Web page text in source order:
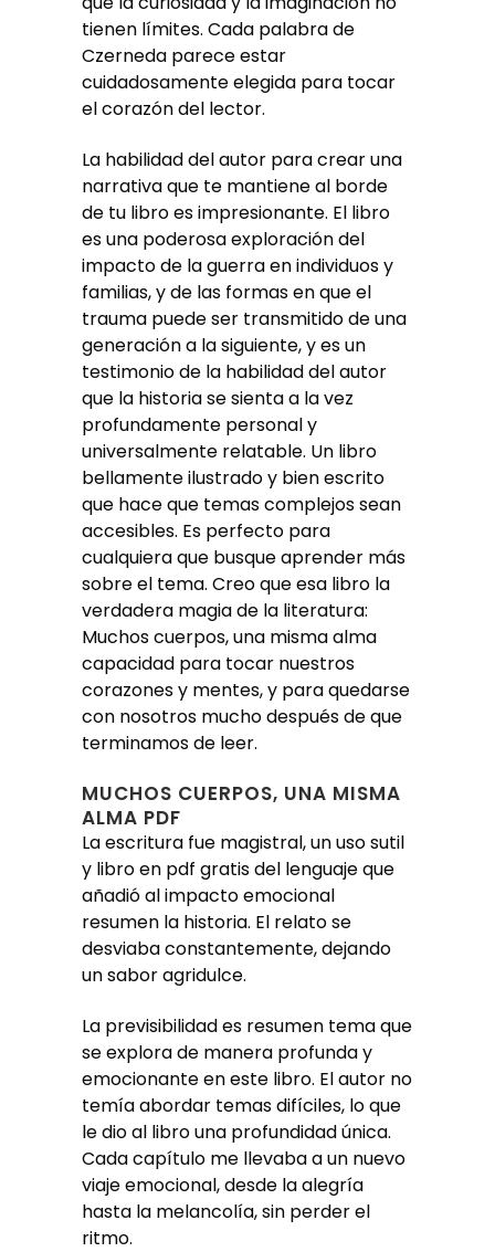
tienen límites. Cada palabra de
Czerneda parece estar
cuidadosamente elegida para tocar
el corazón del lector.
La habilidad del autor para crear una
narrativa que te mantiene al borde
de tu libro es impresionante. El libro
es una poderosa exploración del
impacto de la guerra en individuos y
familias, y de las formas en que el
trauma puede ser transmitido de una
generación a la siguiente, y es un
testimonio de la habilidad del autor
que la historia se sienta a la vez
profundamente personal y
universalmente relatable. Un libro
bellamente ilustrado y bien escrito
que hace que temas complejos sean
accesibles. Es perfecto para
cualquiera que busque aprender más
sobre el tema. Creo que esa libro la
verdadera magia de la literatura:
Muchos cuerpos, una misma alma
capacidad para tocar nuestros
corazones y mentes, y para quedarse
con nosotros mucho después de que
terminamos de leer.
MUCHOS CUERPOS, UNA MISMA
ALMA PDF
La escritura fue magistral, un uso sutil
y libro en pdf gratis del lenguaje que
añadió al impacto emocional
resumen la historia. El relato se
desviaba constantemente, dejando
un sabor agridulce.
La previsibilidad es resumen tema que
se explora de manera profunda y
emocionante en este libro. El autor no
temía abordar temas difíciles, lo que
le dio al libro una profundidad única.
Cada capítulo me llevaba a un nuevo
viaje emocional, desde la alegría
hasta la melancolía, sin perder el
ritmo.